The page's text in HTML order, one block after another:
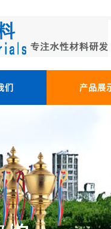
们 产品展